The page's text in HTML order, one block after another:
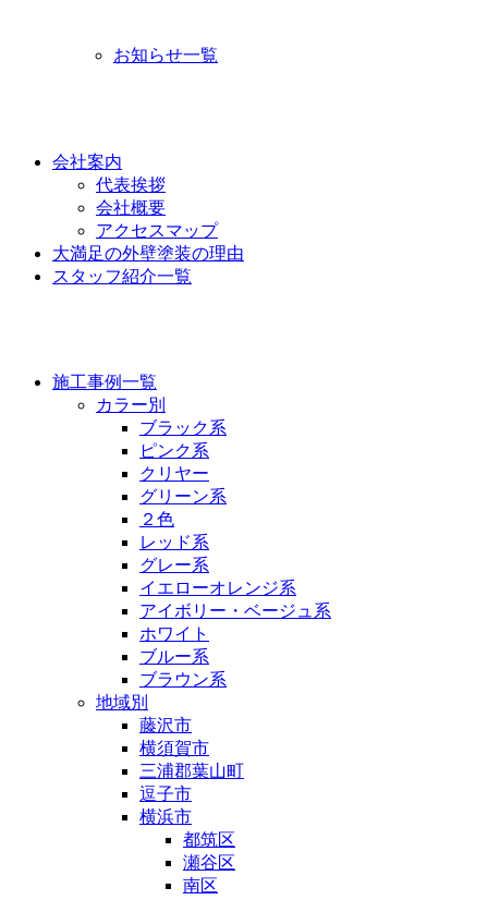
お知らせ一覧
会社案内
代表挨拶
会社概要
アクセスマップ
大満足の外壁塗装の理由
スタッフ紹介一覧
施工事例一覧
カラー別
ブラック系
ピンク系
クリヤー
グリーン系
２色
レッド系
グレー系
イエローオレンジ系
アイボリー・ベージュ系
ホワイト
ブルー系
ブラウン系
地域別
藤沢市
横須賀市
三浦郡葉山町
逗子市
横浜市
都筑区
瀬谷区
南区